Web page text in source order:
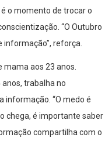
é o momento de trocar o
“O Outubro
informação”, reforça.
mama aos 23 anos.
trabalha no
informação. “O medo é
chega, é importante saber
compartilha com o